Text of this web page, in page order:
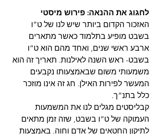
לחגוג את ההנאה: פירוש מיסטי
האזכור הקדום ביותר שיש לנו של ט”ו
בשבט מופיע בתלמוד כאשר מתארים
ארבע ראשי שנים, ואחד מהם הוא ט”ו
בשבט- ראש השנה לאילנות. תאריך זה הוא
משמעותי משום שבאמצעותו נקבעים
המעשר לפירות האילן. חג זה אינו מוזכר
כלל בתנ”ך.
קבליסטים מגלים לנו את המשמעות
העמוקה של ט”ו בשבט, שזה זמן מתאים
לתיקון החטאים של אדם וחוה. באמצעות